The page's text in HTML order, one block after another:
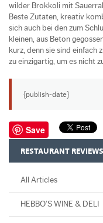
wilder Brokkoli mit
Beste Zutaten, kreativ
sich auch bei den zum
kleinen, aus Beton
kurz, denn sie sind einfach
zu einzigartig, um es nicht
{publish-date}
Save
RESTAURANT REVIEWS
All Articles
HEBBO’S WINE & DELI